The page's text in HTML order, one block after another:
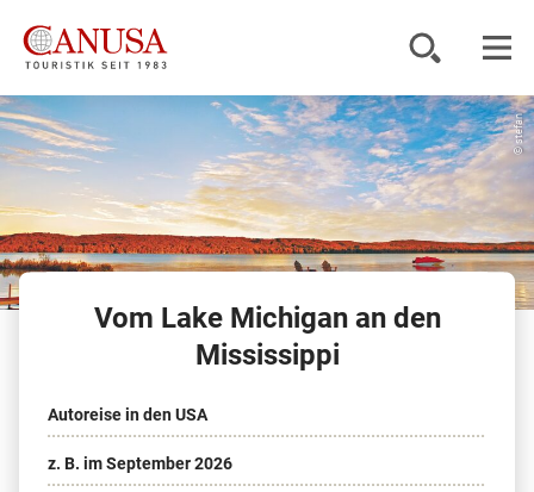
Reiseziele
Reisearten
Inspiration
KUNDENPORTAL
© stefan
Vom Lake Michigan an den
Mississippi
Autoreise in den USA
z. B. im September 2026